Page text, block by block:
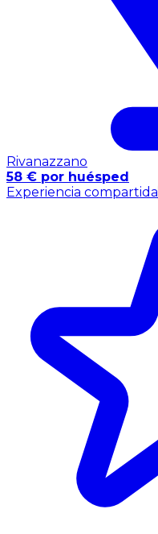
Rivanazzano
58 € por huésped
Experiencia compartida